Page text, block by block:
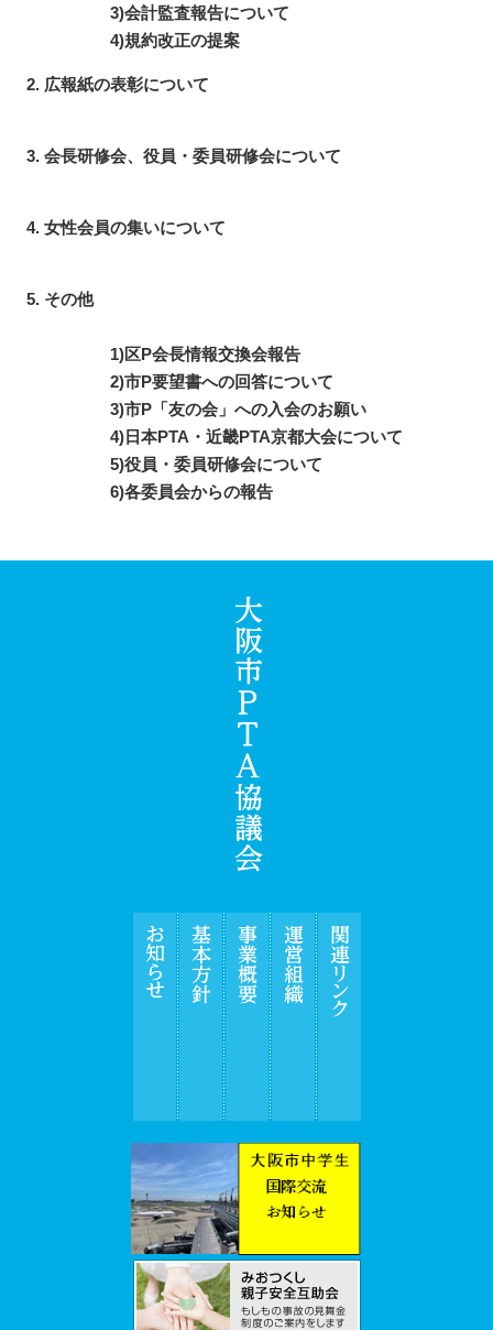
3)会計監査報告について
4)規約改正の提案
広報紙の表彰について
会長研修会、役員・委員研修会について
女性会員の集いについて
その他
1)区P会長情報交換会報告
2)市P要望書への回答について
3)市P「友の会」への入会のお願い
4)日本PTA・近畿PTA京都大会について
5)役員・委員研修会について
6)各委員会からの報告